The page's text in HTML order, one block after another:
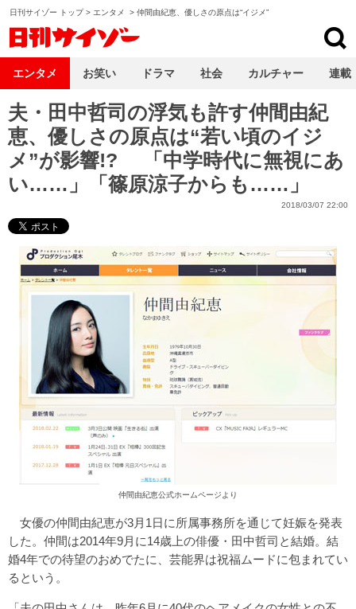
日刊サイゾー トップ> エンタメ > 仲間由紀恵、優しさの原点は“イジメ”
夫・田中哲司の浮気も許す仲間由紀
恵、優しさの原点は“若い頃のイジ
メ”が影響!? 「中学時代に無視にあ
い……」「篠原涼子からも……」
2018/03/07 22:00
仲間由紀恵公式ホームページより
女優の仲間由紀恵が3月1日に所属事務所を通じて妊娠を発表
した。仲間は2014年9月に14歳上の俳優・田中哲司と結婚。結
婚4年での待望のおめでたに、芸能界は祝福ムードに包まれてい
るという。
エンタメ お笑い ドラマ 社会 カルチャー 連載